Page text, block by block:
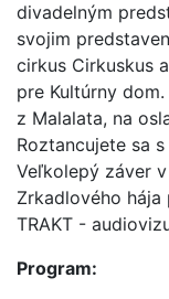
divadelným
svojim
cirkus Cirkuskus
pre Kultúrny
z Malalata, na
Roztancujete sa
Veľkolepý záver
Zrkadlového
TRAKT -
Program: